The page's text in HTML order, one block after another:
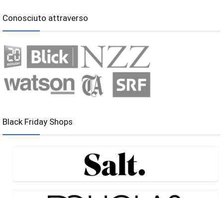
Conosciuto attraverso
Black Friday Shops